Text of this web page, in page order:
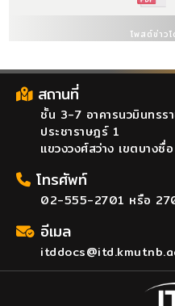
โพสต์ข่าว
สถานที่
ชั้น 3-7 อาคารนวมินทรร
ประชาราษฎร์ 1
แขวงวงศ์สว่าง เขตบาง
โทรศัพท์
02-555-2701 หรือ
อีเมล